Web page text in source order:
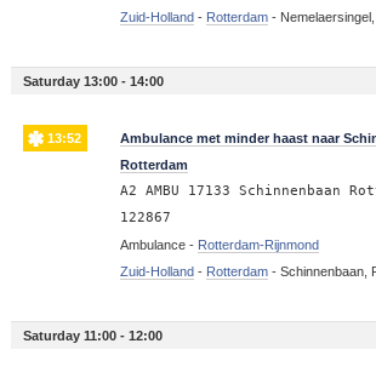
Zuid-Holland- Rotterdam-
Saturday 13:00 - 14:00
13:52
Ambulance met minder haast naar
Rotterdam
A2 AMBU 17133 Schinnenbaan
122867
Ambulance - Rotterdam-Rijnmond
Zuid-Holland- Rotterdam- Schinnenbaan,
Saturday 11:00 - 12:00